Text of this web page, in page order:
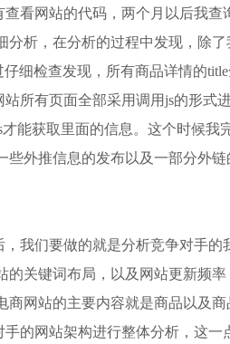
看网站的代码，两个月以后我
析，在分析的过程中发现，除
细检查发现，所有商品详情的
所有页面全部采用调用js的形式
能获取里面的信息。这个时候
些外推信息的发布以及一部分外
我们要做的就是分析竞争对手
的关键词布局，以及网站更新频
网站的主要内容就是商品以及商
的网站架构进行整体分析，这